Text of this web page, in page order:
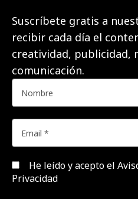
Suscríbete gratis a
recibir cada día el
creatividad, publicidad,
comunicación.
He leído y acepto el
Privacidad